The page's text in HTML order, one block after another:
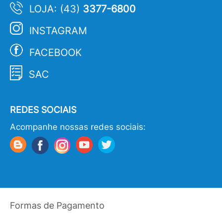
LOJA: (43) 3377-6800
INSTAGRAM
FACEBOOK
SAC
REDES SOCIAIS
Acompanhe nossas redes sociais:
Formas de Pagamento